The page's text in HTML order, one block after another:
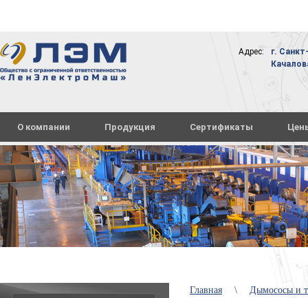
Адрес:
г.
О компании Продукция Сертификаты
Главная \ Дымососы и